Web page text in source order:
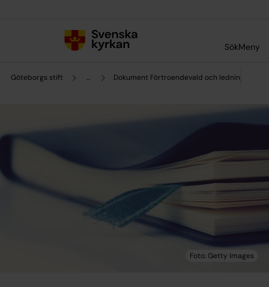
SökMeny
Göteborgs stift ... Dokument Förtroendevald och ledning